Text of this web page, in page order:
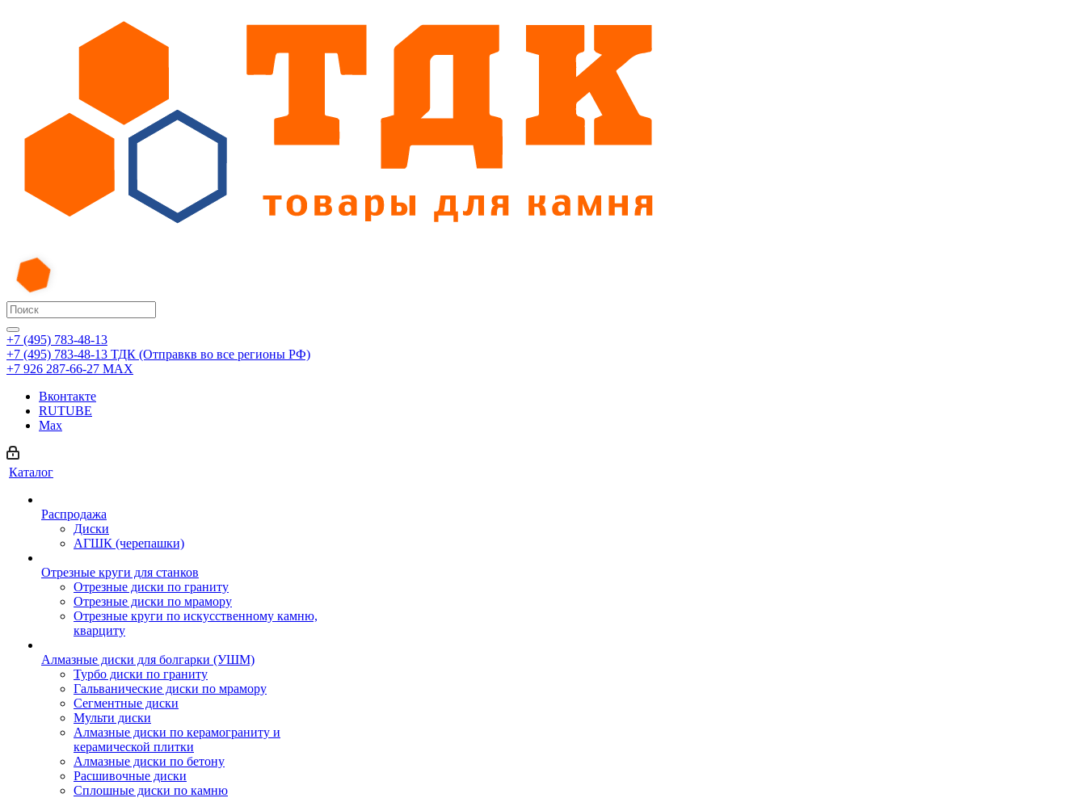
+7 (495) 783-48-13
+7 (495) 783-48-13 ТДК (Отправкв во все регионы РФ)
+7 926 287-66-27 МАХ
Вконтакте
RUTUBE
Max
Каталог
Распродажа
Диски
АГШК (черепашки)
Отрезные круги для станков
Отрезные диски по граниту
Отрезные диски по мрамору
Отрезные круги по искусственному камню,
кварциту
Алмазные диски для болгарки (УШМ)
Турбо диски по граниту
Гальванические диски по мрамору
Сегментные диски
Мульти диски
Алмазные диски по керамограниту и
керамической плитки
Алмазные диски по бетону
Расшивочные диски
Сплошные диски по камню